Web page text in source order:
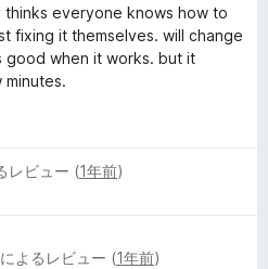
everyone knows how to
fixing it themselves. will change
when it works. but it
レビュー (1年前)
によるレビュー (1年前)